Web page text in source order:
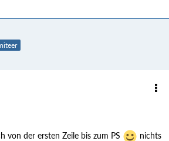
von der ersten Zeile bis zum PS
nichts